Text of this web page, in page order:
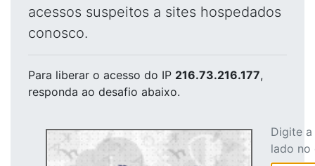
acessos suspeitos a sites hospedados
conosco.
Para liberar o acesso do IP 216.73.216.177,
responda ao desafio abaixo.
Digite
lado no